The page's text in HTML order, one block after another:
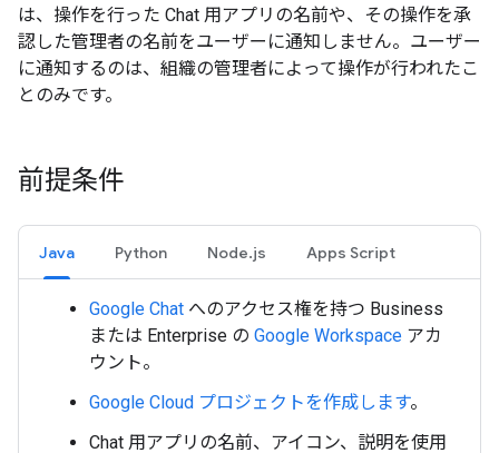
は、操作を行った Chat 用アプリの名前や、その操作を承
認した管理者の名前をユーザーに通知しません。ユーザー
に通知するのは、組織の管理者によって操作が行われたこ
とのみです。
前提条件
Java Python Node.js Apps Script
Google Chat へのアクセス権を持つ Business
または Enterprise の Google Workspace アカ
ウント。
Google Cloud プロジェクトを作成します。
Chat 用アプリの名前、アイコン、説明を使用